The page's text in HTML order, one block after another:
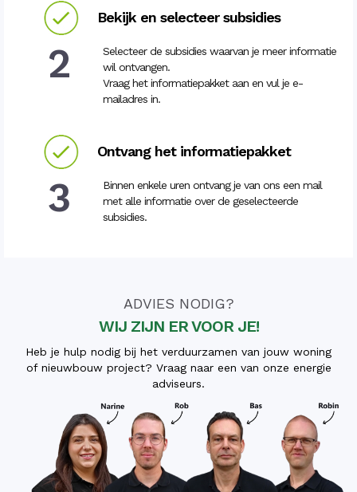
Bekijk en selecteer subsidies
2
Selecteer de subsidies waarvan je meer informatie
wil ontvangen.
Vraag het informatiepakket aan en vul je e-
mailadres in.
Ontvang het informatiepakket
3
Binnen enkele uren ontvang je van ons een mail
met alle informatie over de geselecteerde
subsidies.
ADVIES NODIG?
WIJ ZIJN ER VOOR JE!
Heb je hulp nodig bij het verduurzamen van jouw woning
of nieuwbouw project? Vraag naar een van onze energie
adviseurs.